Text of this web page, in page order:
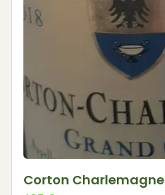
Corton Charlemagne